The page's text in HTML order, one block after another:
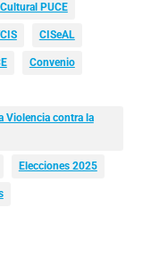
PUCE
CISeAL
Convenio
Violencia contra la
Elecciones 2025